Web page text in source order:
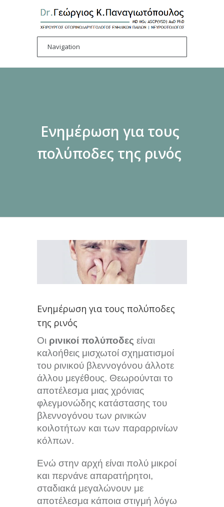
Ενημέρωση για τους
πολύποδες της ρινός
Ενημέρωση για τους πολύποδες
της ρινός
Οι ρινικοί πολύποδες είναι
καλοήθεις μισχωτοί σχηματισμοί
του ρινικού βλεννογόνου άλλοτε
άλλου μεγέθους. Θεωρούνται το
αποτέλεσμα μιας χρόνιας
φλεγμονώδης κατάστασης του
βλεννογόνου των ρινικών
κοιλοτήτων και των παραρρινίων
κόλπων.
Ενώ στην αρχή είναι πολύ μικροί
και περνάνε απαρατήρητοι,
σταδιακά μεγαλώνουν με
αποτέλεσμα κάποια στιγμή λόγω